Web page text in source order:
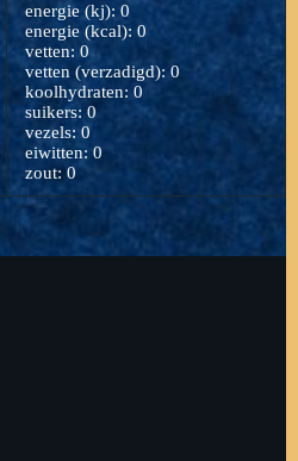
energie (kj): 0
energie (kcal): 0
vetten: 0
vetten (verzadigd): 0
koolhydraten: 0
suikers: 0
vezels: 0
eiwitten: 0
zout: 0